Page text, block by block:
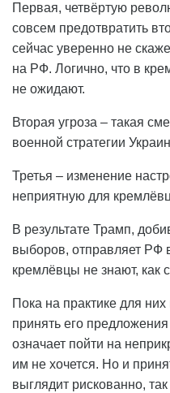
Первая, четвёртую
совсем предотвратить
сейчас уверенно не
на РФ. Логично, что в
не ожидают.
Вторая угроза – такая
военной стратегии
Третья – изменение
неприятную для
В результате Трамп,
выборов, отправляет РФ
кремлёвцы не знают, как
Пока на практике для
принять его
означает пойти на
им не хочется. Но и
выглядит рискованно,